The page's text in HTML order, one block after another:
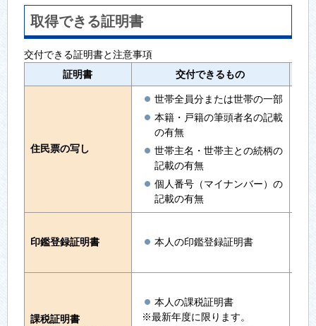
取得できる証明書
交付できる証明書と注意事項
証明書
交付できるもの
住民票の写し
世帯全員分または世帯の一部
本籍・戸籍の筆頭者名の記載
の有無
世帯主名・世帯主との続柄の
記載の有無
個人番号（マイナンバー）の
記載の有無
印鑑登録証明書 本人の印鑑登録証明書
課税証明書
本人の課税証明書
※最新年度に限ります。